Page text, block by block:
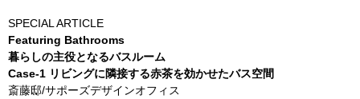
SPECIAL ARTICLE
Featuring Bathrooms
暮らしの主役となるバスルーム
Case-1 リビングに隣接する赤茶を効かせたバス空間
斎藤邸/サポーズデザインオフィス